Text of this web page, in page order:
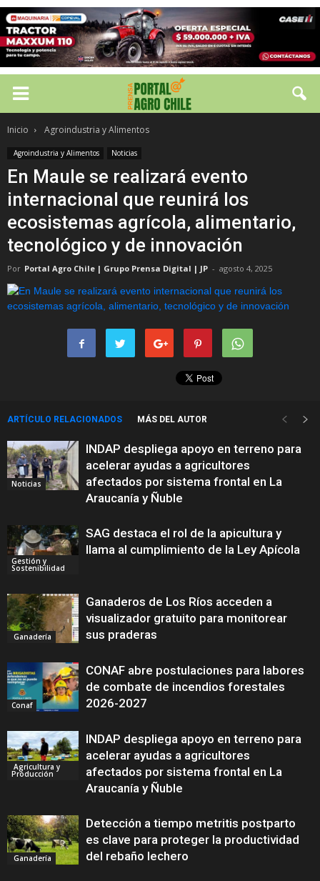
Inicio Agroindustria y Alimentos
Agroindustria y Alimentos Noticias
En Maule se realizará evento
internacional que reunirá los
ecosistemas agrícola, alimentario,
tecnológico y de innovación
Por Portal Agro Chile | Grupo Prensa Digital | JP - agosto 4, 2025
ARTÍCULO RELACIONADOS MÁS DEL AUTOR
Noticias
INDAP despliega apoyo en terreno para
acelerar ayudas a agricultores
afectados por sistema frontal en La
Araucanía y Ñuble
Gestión y
Sostenibilidad
SAG destaca el rol de la apicultura y
llama al cumplimiento de la Ley Apícola
Ganadería
Ganaderos de Los Ríos acceden a
visualizador gratuito para monitorear
sus praderas
Conaf
CONAF abre postulaciones para labores
de combate de incendios forestales
2026-2027
Agricultura y
Producción
INDAP despliega apoyo en terreno para
acelerar ayudas a agricultores
afectados por sistema frontal en La
Araucanía y Ñuble
Ganadería
Detección a tiempo metritis postparto
es clave para proteger la productividad
del rebaño lechero